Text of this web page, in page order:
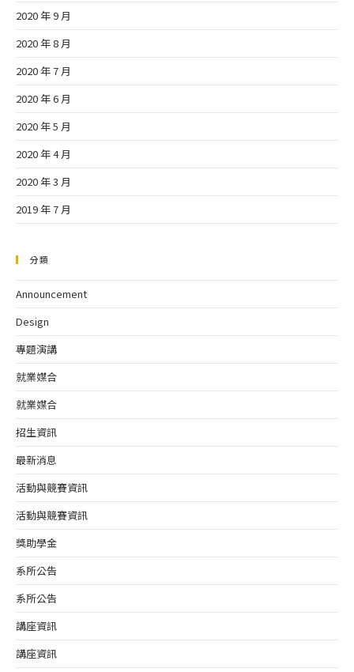
2020 年 9 月
2020 年 8 月
2020 年 7 月
2020 年 6 月
2020 年 5 月
2020 年 4 月
2020 年 3 月
2019 年 7 月
分類
Announcement
Design
專題演講
就業媒合
就業媒合
招生資訊
最新消息
活動與競賽資訊
活動與競賽資訊
獎助學金
系所公告
系所公告
講座資訊
講座資訊